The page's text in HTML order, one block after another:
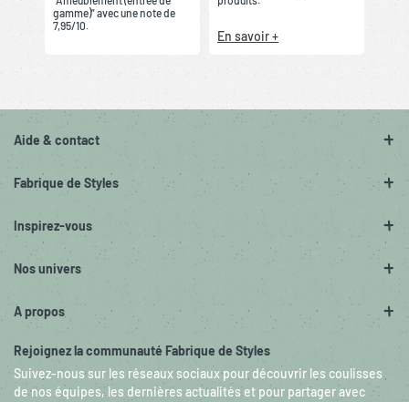
gamme)” avec une note de
7,95/10.
En savoir +
Aide & contact
Fabrique de Styles
Inspirez-vous
Nos univers
A propos
Rejoignez la communauté Fabrique de Styles
Suivez-nous sur les réseaux sociaux pour découvrir les coulisses
de nos équipes, les dernières actualités et pour partager avec